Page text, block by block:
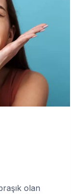
olan